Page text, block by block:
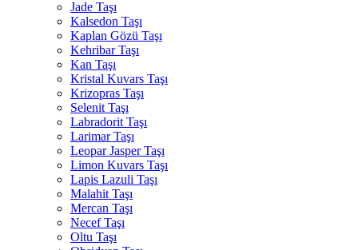
Jade Taşı
Kalsedon Taşı
Kaplan Gözü Taşı
Kehribar Taşı
Kan Taşı
Kristal Kuvars Taşı
Krizopras Taşı
Selenit Taşı
Labradorit Taşı
Larimar Taşı
Leopar Jasper Taşı
Limon Kuvars Taşı
Lapis Lazuli Taşı
Malahit Taşı
Mercan Taşı
Necef Taşı
Oltu Taşı